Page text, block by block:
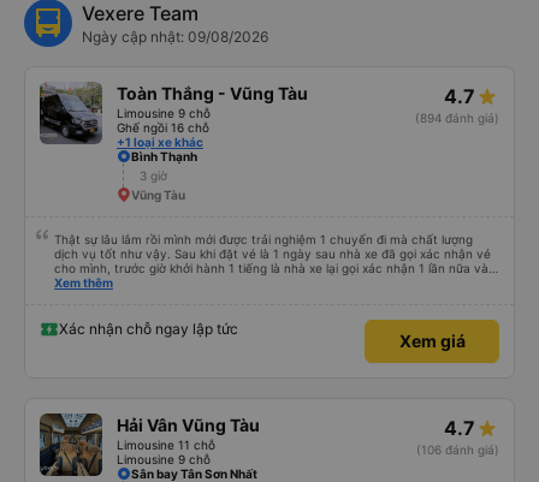
Vexere Team
Ngày cập nhật: 09/08/2026
Toàn Thắng - Vũng Tàu
Limousine 9 chỗ
Ghế ngồi 16 chỗ
+1 loại xe khác
4.7
(894 đánh giá)
Bình Thạnh
3 giờ
Vũng Tàu
Thật sự lâu lắm rồi mình mới được trải nghiệm 1 chuyến đi mà chất lượng
dịch vụ tốt như vậy. Sau khi đặt vé là 1 ngày sau nhà xe đã gọi xác nhận vé
cho mình, trước giờ khởi hành 1 tiếng là nhà xe lại gọi xác nhận 1 lần nữa và
cung cấp số đt của bác tài và số xe. Dịch vụ tốt, xe sạch sẽ và bác tài chạy
Xem thêm
Xác nhận chỗ ngay lập tức
Xem giá
Hải Vân Vũng Tàu
Limousine 11 chỗ
Limousine 9 chỗ
4.7
(106 đánh giá)
Sân bay Tân Sơn Nhất